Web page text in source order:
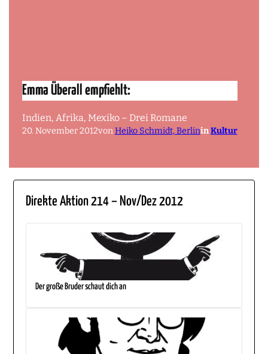
Emma Überall empfiehlt:
Indien, Afrika, Mexiko – Drei Romane
20. November 2012vonHeiko Schmidt, BerlininKultur
Direkte Aktion 214 – Nov/Dez 2012
Der große Bruder schaut dich an